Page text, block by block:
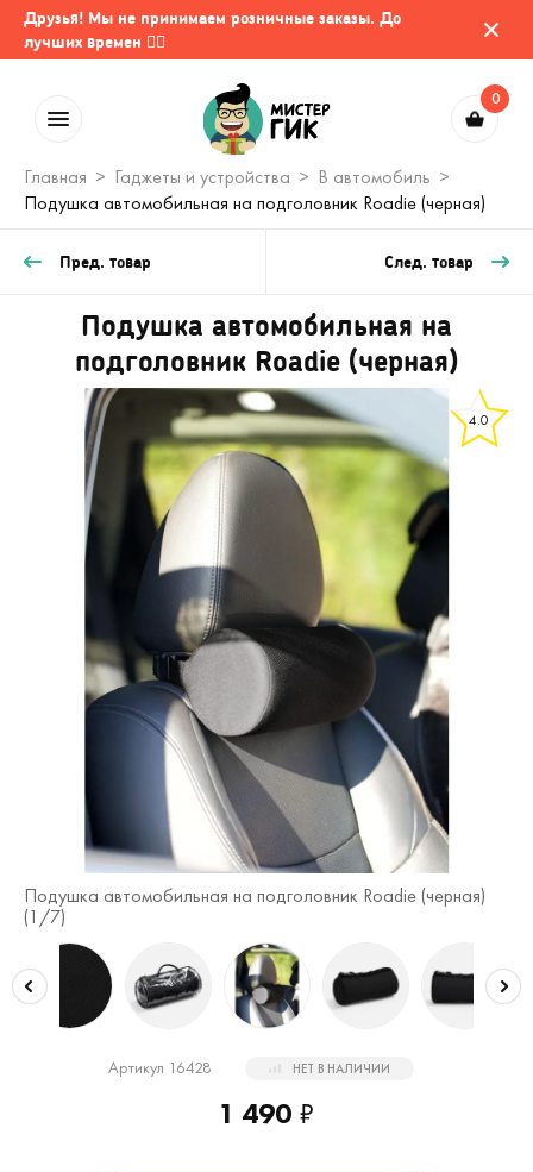
Друзья! Мы не принимаем розничные заказы. До
лучших времен 🤷‍♂️
0
Главная Гаджеты и устройства
В автомобиль
Подушка автомобильная на подголовник Roadie (черная)
Пред. товар След. товар
Подушка автомобильная на
подголовник Roadie (черная)
4.0
Подушка автомобильная на подголовник Roadie (черная)
(1 /7)
Артикул 16428 НЕТ В НАЛИЧИИ
1 490 ₽